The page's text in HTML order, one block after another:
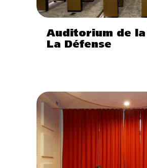
Auditorium de la
La Défense